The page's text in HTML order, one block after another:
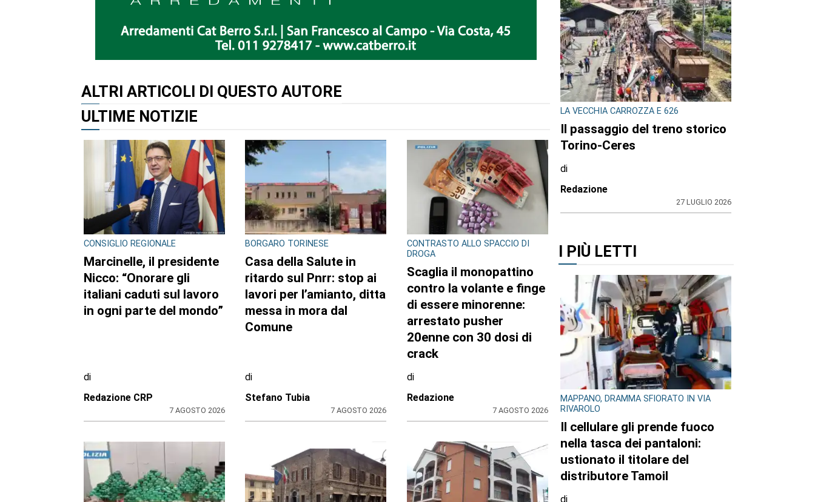
ALTRI ARTICOLI DI QUESTO AUTORE
ULTIME NOTIZIE
CONSIGLIO REGIONALE
Marcinelle, il presidente
Nicco: “Onorare gli
italiani caduti sul lavoro
in ogni parte del mondo”
di
Redazione CRP
7 AGOSTO 2026
BORGARO TORINESE
Casa della Salute in
ritardo sul Pnrr: stop ai
lavori per l’amianto, ditta
messa in mora dal
Comune
di
Stefano Tubia
7 AGOSTO 2026
CONTRASTO ALLO SPACCIO DI
DROGA
Scaglia il monopattino
contro la volante e finge
di essere minorenne:
arrestato pusher
20enne con 30 dosi di
crack
di
Redazione
7 AGOSTO 2026
LA VECCHIA CARROZZA E 626
Il passaggio del treno storico
Torino-Ceres
di
Redazione
27 LUGLIO 2026
I PIÙ LETTI
MAPPANO, DRAMMA SFIORATO IN VIA
RIVAROLO
Il cellulare gli prende fuoco
nella tasca dei pantaloni:
ustionato il titolare del
distributore Tamoil
di